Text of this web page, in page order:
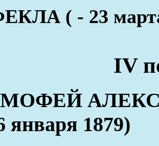
( - 23
IV
января 1879)